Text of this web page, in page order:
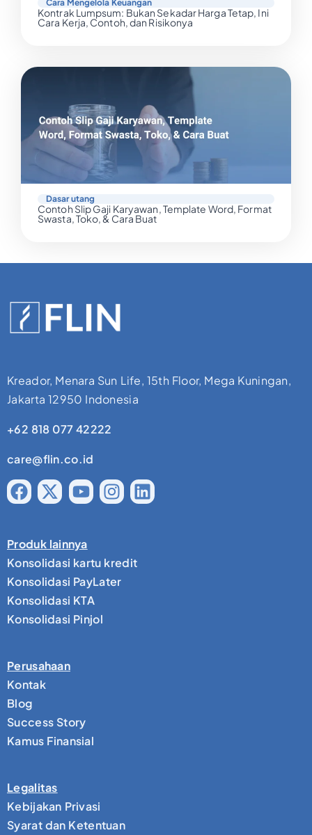
Cara Mengelola Keuangan
Kontrak Lumpsum: Bukan Sekadar Harga Tetap, Ini
Cara Kerja, Contoh, dan Risikonya
Dasar utang
Contoh Slip Gaji Karyawan, Template Word, Format
Swasta, Toko, & Cara Buat
Kreador, Menara Sun Life, 15th Floor, Mega Kuningan,
Jakarta 12950 Indonesia
+62 818 077 42222
care@flin.co.id
Produk lainnya
Konsolidasi kartu kredit
Konsolidasi PayLater
Konsolidasi KTA
Konsolidasi Pinjol
Perusahaan
Kontak
Blog
Success Story
Kamus Finansial
Legalitas
Kebijakan Privasi
Syarat dan Ketentuan